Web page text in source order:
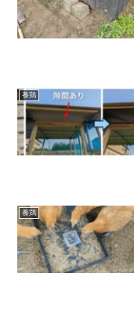
養鶏
養鶏